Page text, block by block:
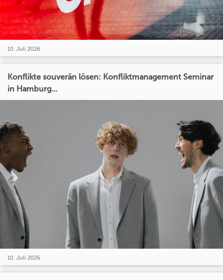
10. Juli 2026
Konflikte souverän lösen: Konfliktmanagement Seminar
in Hamburg...
10. Juli 2026